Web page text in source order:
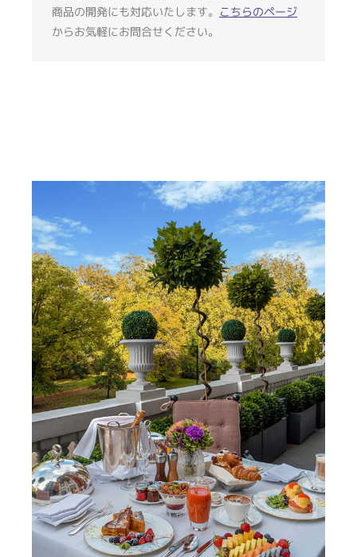
商品の開発にも対応いたします。 こちらのページ
からお気軽にお問合せください。